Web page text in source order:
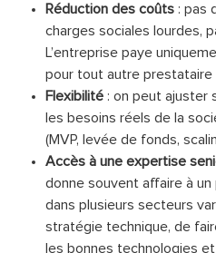
Réduction des coûts : pas
charges sociales lourdes,
L’entreprise paye
pour tout autre prestataire
Flexibilité : on peut ajuster
les besoins réels de la
(MVP, levée de fonds,
Accès à une expertise
donne souvent affaire à
dans plusieurs secteurs
stratégie technique, de
les bonnes technologies